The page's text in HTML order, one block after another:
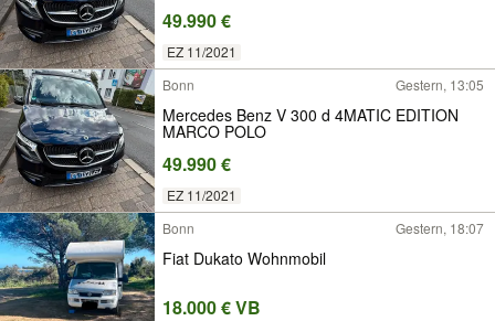
49.990 €
EZ 11/2021
Bonn
Gestern, 13:05
Mercedes Benz V 300 d 4MATIC EDITION
MARCO POLO
49.990 €
EZ 11/2021
Bonn
Gestern, 18:07
Fiat Dukato Wohnmobil
18.000 € VB